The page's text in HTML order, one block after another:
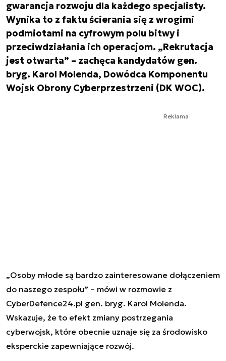
gwarancja rozwoju dla każdego specjalisty.
Wynika to z faktu ścierania się z wrogimi
podmiotami na cyfrowym polu bitwy i
przeciwdziałania ich operacjom. „Rekrutacja
jest otwarta” – zachęca kandydatów gen.
bryg. Karol Molenda, Dowódca Komponentu
Wojsk Obrony Cyberprzestrzeni (DK WOC).
Reklama
„Osoby młode są bardzo zainteresowane dołączeniem
do naszego zespołu” – mówi w rozmowie z
CyberDefence24.pl gen. bryg. Karol Molenda.
Wskazuje, że to efekt zmiany postrzegania
cyberwojsk, które obecnie uznaje się za środowisko
eksperckie zapewniające rozwój.